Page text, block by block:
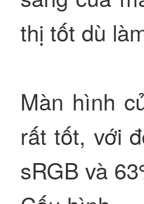
thị tốt dù
Màn hình
rất tốt, với
sRGB và